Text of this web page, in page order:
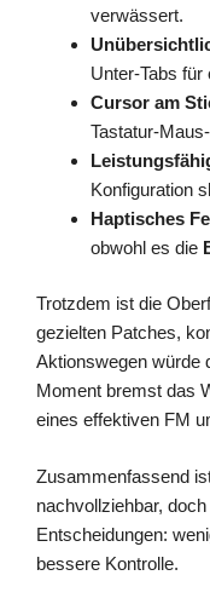
verwässert.
Unter-Tabs für
Cursor am
Tastatur-
Konfiguration
Haptisches
obwohl es die
Trotzdem ist die
gezielten Patches,
Aktionswegen würde
Moment bremst das
eines effektiven FM
Zusammenfassend
nachvollziehbar,
Entscheidungen:
bessere Kontrolle.